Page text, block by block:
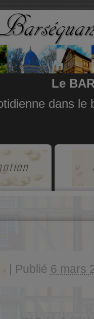
Le
dans
Publié 6 mars